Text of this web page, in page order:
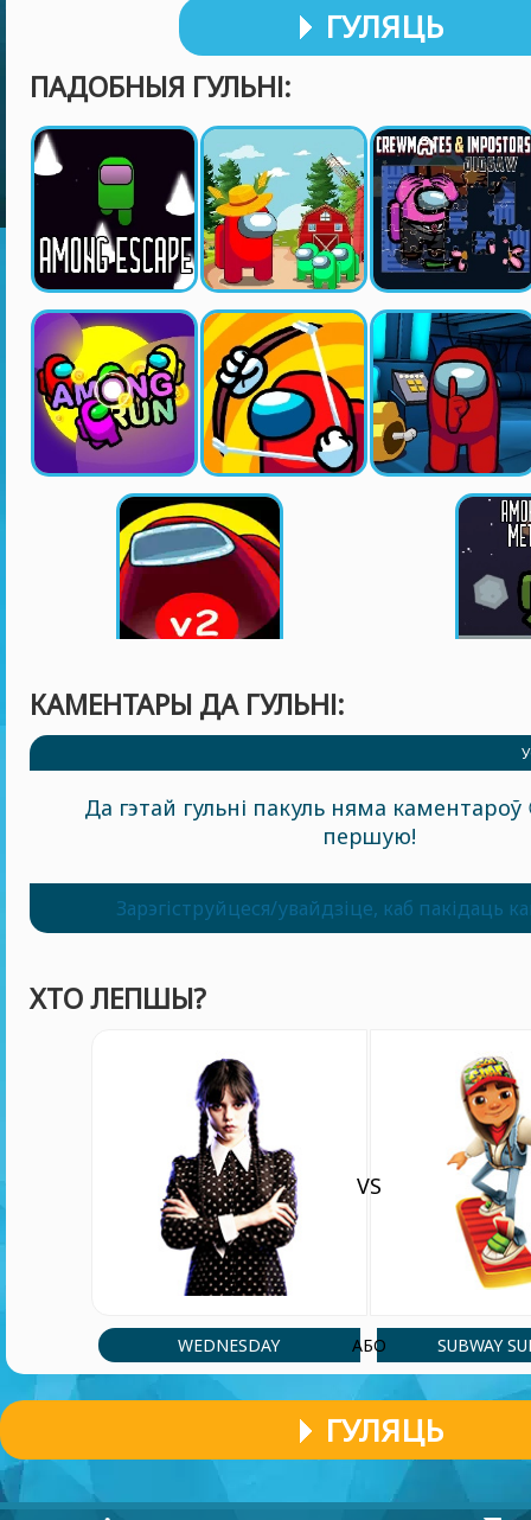
ГУЛЯЦЬ
ПАДОБНЫЯ ГУЛЬНІ:
КАМЕНТАРЫ ДА ГУЛЬНІ:
Да гэтай гульні пакуль няма каментароў
першую!
Зарэгіструйцеся/увайдзіце, каб пакідаць
ХТО ЛЕПШЫ?
WEDNESDAY
VS
АБО SUBWAY
ГУЛЯЦЬ